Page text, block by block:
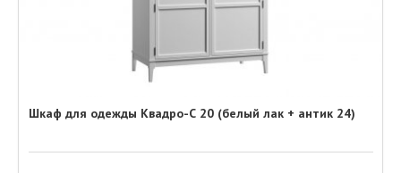
Шкаф для одежды Квадро-С 20 (белый лак + антик 24)